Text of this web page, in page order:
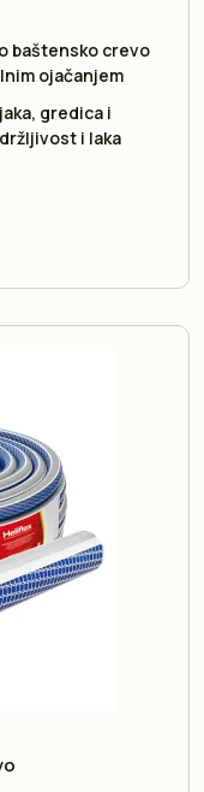
baštensko crevo
ojačanjem
gredica i
i laka